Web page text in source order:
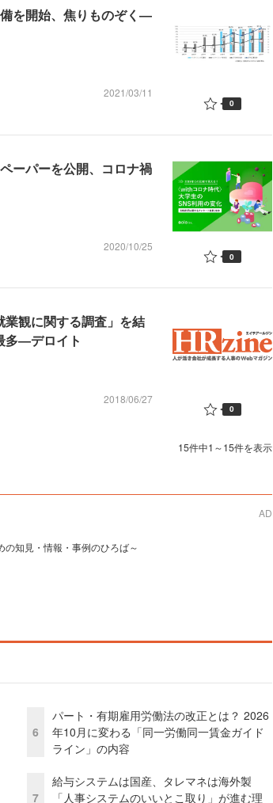
を開始、焦りものぞく―
2021/03/11
0
ーパーを公開、コロナ禍
2020/10/25
0
観に関する調査」を結
多―デロイト
2018/06/27
0
15件中1～15件を表示
AD
の知見・情報・事例のひろば～
6
パート・有期雇用労働法の改正とは？ 2026
年10月に変わる「同一労働同一賃金ガイド
ライン」の内容
7
給与システムは国産、タレマネは海外製
「人事システムのいいとこ取り」が進む理